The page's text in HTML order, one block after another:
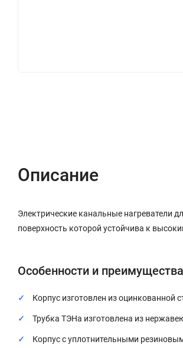
Описание
Электрические канальные нагреватели
поверхность которой устойчива к
Особенности и
Корпус изготовлен из оцинкованной
Трубка ТЭНа изготовлена из
Корпус с уплотнительными